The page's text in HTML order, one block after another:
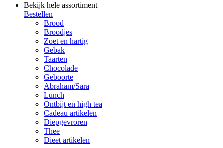
Bekijk hele assortiment
Bestellen
Brood
Broodjes
Zoet en hartig
Gebak
Taarten
Chocolade
Geboorte
Abraham/Sara
Lunch
Ontbijt en high tea
Cadeau artikelen
Diepgevroren
Thee
Dieet artikelen